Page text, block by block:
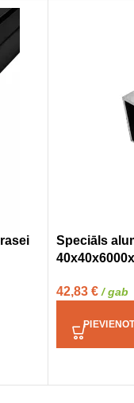
Speciāls
42,83 € / gab